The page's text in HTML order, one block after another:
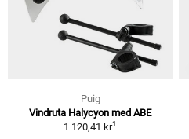
Puig
Vindruta Halycyon med ABE
1 120,41 kr1